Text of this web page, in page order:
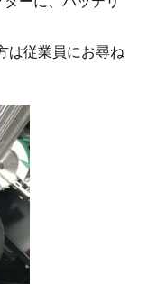
は従業員にお尋ね